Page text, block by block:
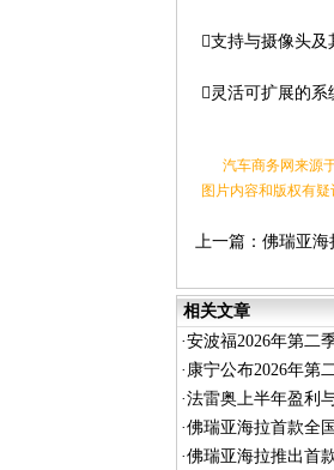
支持与摄像头及
灵活可扩展的系
汽车商务网来源于
图片内容和版权有
上一篇： 佛瑞亚海
相关文章
·安波福2026年第二
· 康宁公布2026年第
·法雷奥上半年盈利
·佛瑞亚海拉首款全
·佛瑞亚海拉推出首